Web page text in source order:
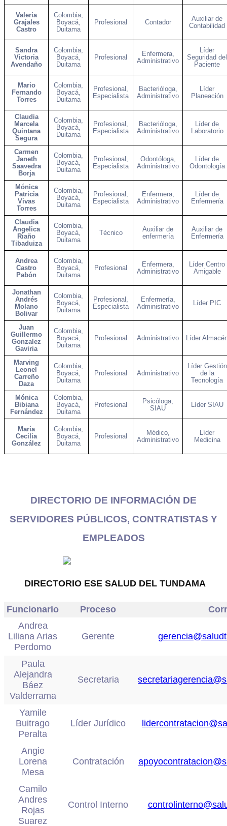
Valeria
Grajales
Castro
Colombia,
Boyacá,
Duitama
Profesional Contador
Auxiliar de
Contabilidad
Sandra
Victoria
Avendaño
Colombia,
Boyacá,
Duitama
Profesional
Enfermera,
Administrativo
Líder
Seguridad del
Paciente
Mario
Fernando
Torres
Colombia,
Boyacá,
Duitama
Profesional,
Especialista
Bacterióloga,
Administrativo
Líder
Planeación
Claudia
Marcela
Quintana
Segura
Colombia,
Boyacá,
Duitama
Profesional,
Especialista
Bacterióloga,
Administrativo
Líder de
Laboratorio
Carmen
Janeth
Saavedra
Borja
Colombia,
Boyacá,
Duitama
Profesional,
Especialista
Odontóloga,
Administrativo
Líder de
Odontología
Mónica
Patricia
Vivas
Torres
Colombia,
Boyacá,
Duitama
Profesional,
Especialista
Enfermera,
Administrativo
Líder de
Enfermería
Claudia
Angelica
Riaño
Tibaduiza
Colombia,
Boyacá,
Duitama
Técnico
Auxiliar de
enfermería
Auxiliar de
Enfermería
Andrea
Castro
Pabón
Colombia,
Boyacá,
Duitama
Profesional
Enfermera,
Administrativo
Líder Centro
Amigable
Jonathan
Andrés
Molano
Bolivar
Colombia,
Boyacá,
Duitama
Profesional,
Especialista
Enfermería,
Administrativo
Líder PIC
Juan
Guillermo
Gonzalez
Gaviria
Colombia,
Boyacá,
Duitama
Profesional Administrativo Líder
Marving
Leonel
Carreño
Daza
Colombia,
Boyacá,
Duitama
Profesional Administrativo
Líder Gestión
de la
Tecnología
Mónica
Bibiana
Fernández
Colombia,
Boyacá,
Duitama
Profesional
Psicóloga,
SIAU
Líder SIAU
María
Cecilia
González
Colombia,
Boyacá,
Duitama
Profesional
Médico,
Administrativo
Líder
Medicina
DIRECTORIO DE INFORMACIÓN DE
SERVIDORES PÚBLICOS, CONTRATISTAS Y
EMPLEADOS
DIRECTORIO ESE SALUD DEL TUNDAMA
Funcionario Proceso
Andrea
Liliana Arias
Perdomo
Gerente
Paula
Alejandra
Báez
Valderrama
Secretaria
Yamile
Buitrago
Peralta
Líder Jurídico
Angie
Lorena
Mesa
Contratación
Camilo
Andres
Rojas
Suarez
Control Interno